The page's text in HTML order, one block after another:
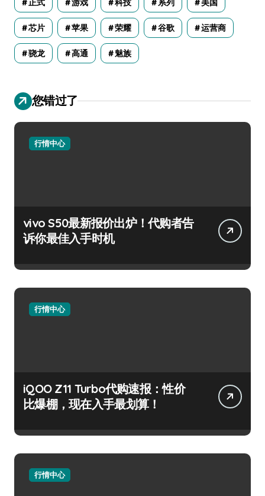
正式 游戏 科技 系列 美国
芯片 苹果 荣耀 谷歌 运营商
骁龙 高通 魅族
您错过了
行情中心
vivo S50最新报价出炉！代购者告
诉你最佳入手时机
行情中心
iQOO Z11 Turbo代购速报：性价
比爆棚，现在入手最划算！
行情中心